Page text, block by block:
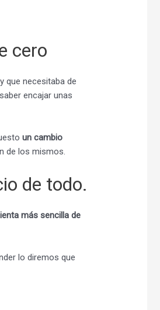
cero
que necesitaba de
encajar unas
un cambio
de los mismos.
de todo.
más sencilla de
lo diremos que